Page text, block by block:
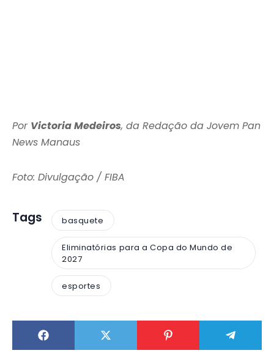
Por Victoria Medeiros, da Redação da Jovem Pan
News Manaus
Foto: Divulgação / FIBA
Tags basquete
Eliminatórias para a Copa do Mundo de
2027
esportes